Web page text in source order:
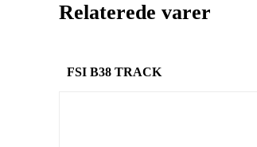
Relaterede varer
FSI B38 TRACK